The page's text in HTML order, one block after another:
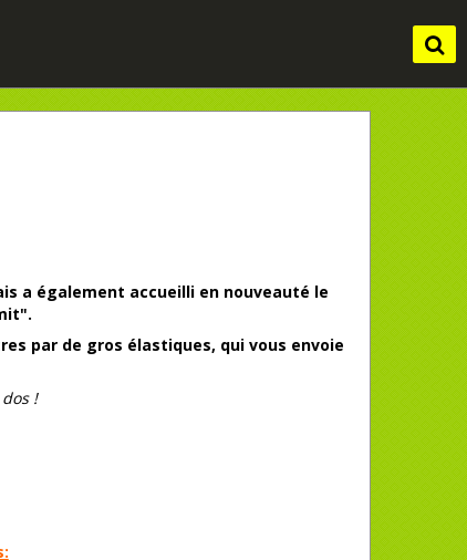
a également accueilli en nouveauté le
par de gros élastiques, qui vous envoie
!